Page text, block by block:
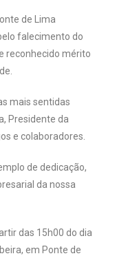
de Lima
falecimento do
reconhecido mérito
mais sentidas
Presidente da
e colaboradores.
de dedicação,
da nossa
das 15h00 do dia
em Ponte de